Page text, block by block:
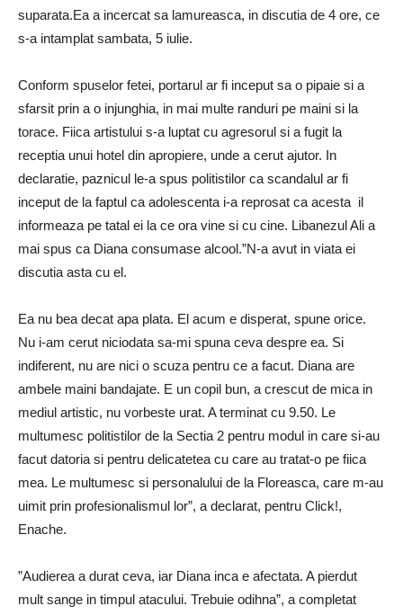
suparata.Ea a incercat sa lamureasca, in discutia de 4 ore, ce
s-a in­tamplat sambata, 5 iulie.
Con­form spuselor fetei, porta­rul ar fi inceput sa o pipaie si a
sfarsit prin a o injunghia, in mai multe randuri pe maini si la
torace. Fiica artistului s-a luptat cu agresorul si a fugit la
receptia unui hotel din apropiere, unde a cerut ajutor. In
declaratie, paznicul le-a spus politistilor ca scandalul ar fi
inceput de la faptul ca adolescenta i-a reprosat ca acesta il
informeaza pe tatal ei la ce ora vine si cu cine. Libanezul Ali a
mai spus ca Diana consumase alcool.”N-a avut in viata ei
discutia asta cu el.
Ea nu bea decat apa plata. El acum e disperat, spune orice.
Nu i-am cerut niciodata ­sa-mi spuna ceva despre ea. Si
indiferent, nu are nici o scuza pentru ce a facut. Diana are
ambele maini bandajate. E un copil bun, a crescut de mica in
mediul artistic, nu vorbeste urat. A terminat cu 9.50. Le
multumesc politistilor de la Sectia 2 pentru modul in care si-au
facut datoria si pentru delicatetea cu care au tratat-o pe fiica
mea. Le multumesc si personalului de la Floreasca, care m-au
uimit prin profesionalismul lor”, a declarat, pentru Click!,
Enache.
”Audierea a durat ceva, iar Diana inca e afectata. A pierdut
mult sange in timpul atacului. Trebuie odihna”, a completat